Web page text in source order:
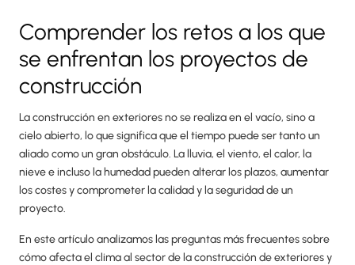
Comprender los retos a los que
se enfrentan los proyectos de
construcción
La construcción en exteriores no se realiza en el vacío, sino a
cielo abierto, lo que significa que el tiempo puede ser tanto un
aliado como un gran obstáculo. La lluvia, el viento, el calor, la
nieve e incluso la humedad pueden alterar los plazos, aumentar
los costes y comprometer la calidad y la seguridad de un
proyecto.
En este artículo analizamos las preguntas más frecuentes sobre
cómo afecta el clima al sector de la construcción de exteriores y